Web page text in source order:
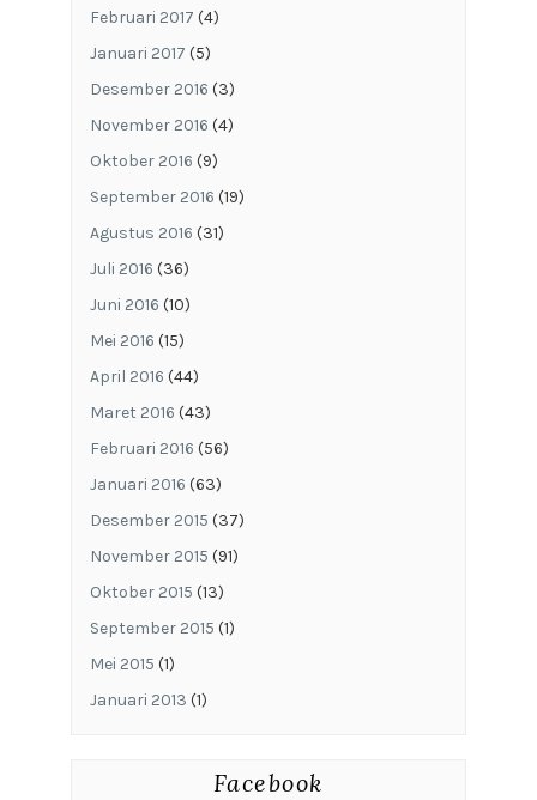
Februari 2017 (4)
Januari 2017 (5)
Desember 2016 (3)
November 2016 (4)
Oktober 2016 (9)
September 2016 (19)
Agustus 2016 (31)
Juli 2016 (36)
Juni 2016 (10)
Mei 2016 (15)
April 2016 (44)
Maret 2016 (43)
Februari 2016 (56)
Januari 2016 (63)
Desember 2015 (37)
November 2015 (91)
Oktober 2015 (13)
September 2015 (1)
Mei 2015 (1)
Januari 2013 (1)
Facebook